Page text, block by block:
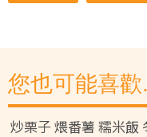
您也可能喜歡
炒栗子 煨番薯 糯米飯